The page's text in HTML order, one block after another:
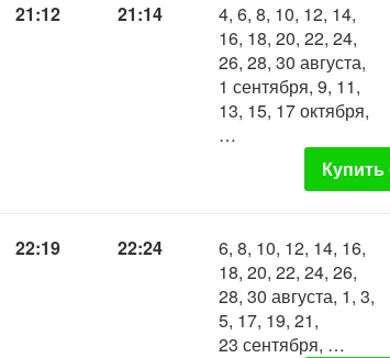
21:12 21:14
4, 6, 8, 10, 12, 14,
16, 18, 20, 22, 24,
26, 28, 30 августа,
1 сентября, 9, 11,
13, 15, 17 октября,
…
Купить
22:19 22:24
6, 8, 10, 12, 14, 16,
18, 20, 22, 24, 26,
28, 30 августа, 1, 3,
5, 17, 19, 21,
23 сентября, …